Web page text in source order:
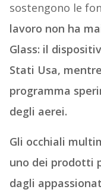
sostengono le
lavoro non ha
Glass: il
Stati Usa,
programma
degli aerei.
Gli occhiali
uno dei prodotti
dagli